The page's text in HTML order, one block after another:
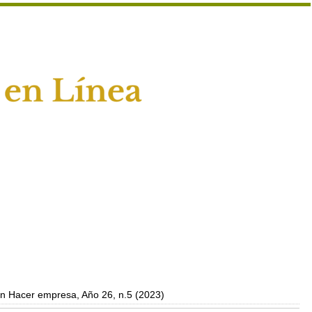
Hacer empresa, Año 26, n.5 (2023)